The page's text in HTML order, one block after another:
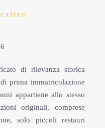
di rilevanza storica
prima immatricolazione
appartiene allo stesso
originali, comprese
solo piccoli restauri